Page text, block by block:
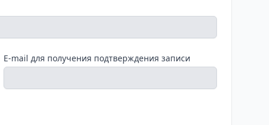
E-mail для получения подтверждения записи